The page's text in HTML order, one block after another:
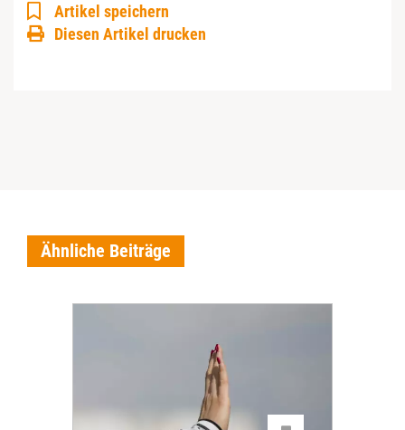
Artikel speichern
Diesen Artikel drucken
Ähnliche Beiträge